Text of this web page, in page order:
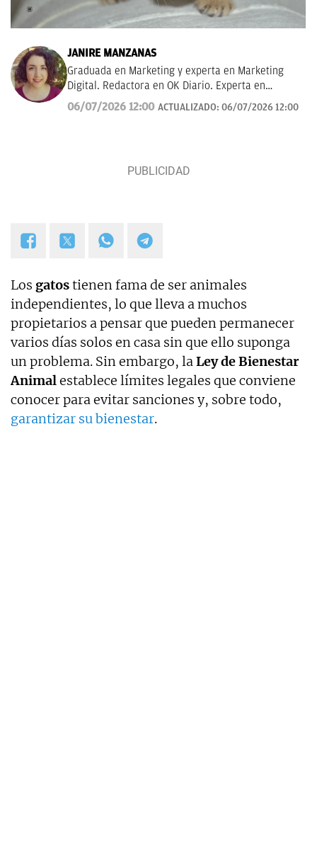
JANIRE MANZANAS
Graduada en Marketing y experta en Marketing
Digital. Redactora en OK Diario. Experta en
curiosidades, mascotas, consumo y Lotería de
Navidad.
06/07/2026 12:00 ACTUALIZADO: 06/07/2026 12:00
Los gatostienen fama de ser animales
independientes, lo que lleva a muchos
propietarios a pensar que pueden permanecer
varios días solos en casa sin que ello suponga
un problema. Sin embargo, laLey de Bienestar
Animalestablece límites legales que conviene
conocer para evitar sanciones y, sobre todo,
garantizar su bienestar.